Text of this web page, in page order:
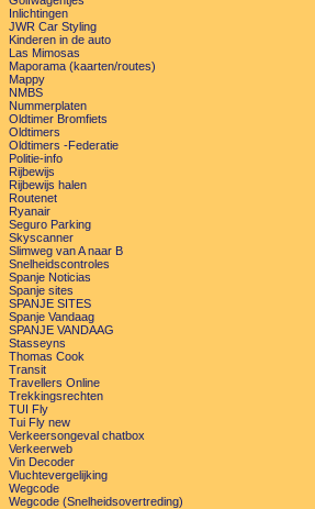
Inlichtingen
JWR Car Styling
Kinderen in de auto
Las Mimosas
Maporama (kaarten/routes)
Mappy
NMBS
Nummerplaten
Oldtimer Bromfiets
Oldtimers
Oldtimers -Federatie
Politie-info
Rijbewijs
Rijbewijs halen
Routenet
Ryanair
Seguro Parking
Skyscanner
Slimweg van A naar B
Snelheidscontroles
Spanje Noticias
Spanje sites
SPANJE SITES
Spanje Vandaag
SPANJE VANDAAG
Stasseyns
Thomas Cook
Transit
Travellers Online
Trekkingsrechten
TUI Fly
Tui Fly new
Verkeersongeval chatbox
Verkeerweb
Vin Decoder
Vluchtevergelijking
Wegcode
Wegcode (Snelheidsovertreding)